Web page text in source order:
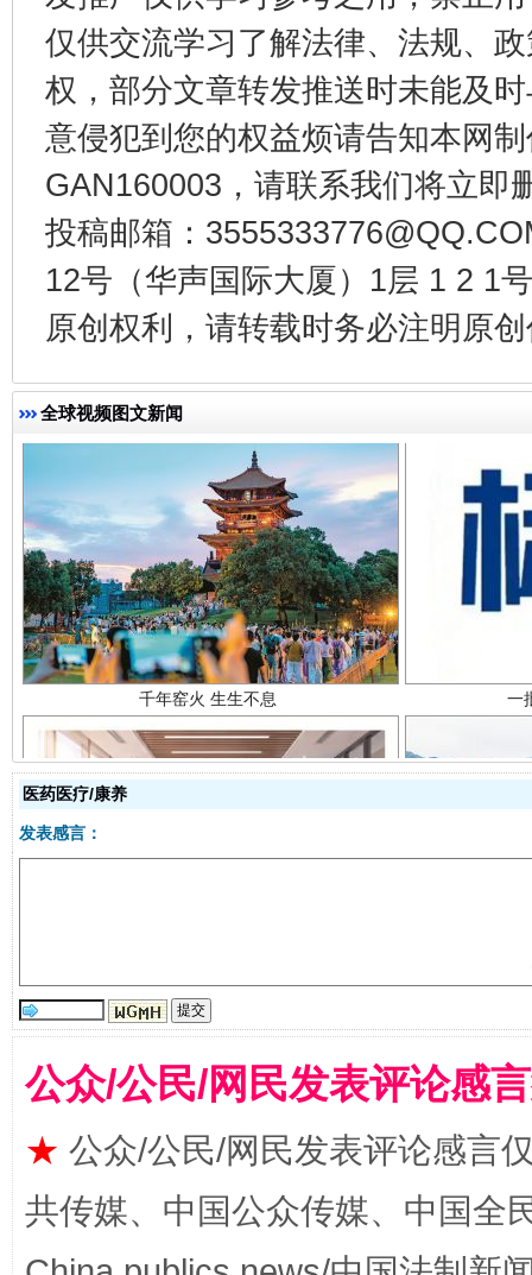
仅供交流学习了解法律、法规、
权，部分文章转发推送时未能及
意侵犯到您的权益烦请告知本网
GAN160003，请联系我们将立即
投稿邮箱：
12号（华声国际大厦）1层 1 2 1
原创权利，请转载时务必注明原
全球视频图文新闻
东山县通报“牛蛙产品抗生素超标问题” 法
千年窑火 生生不息
医药医疗/康养
发表感言：
公众/公民/网民发表评论感
★ 公众/公民/网民发表评论感言
共传媒、中国公众传媒、中国全